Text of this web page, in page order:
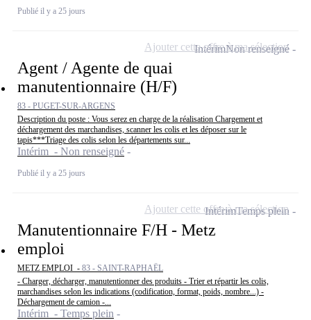
Publié il y a 25 jours
Agent / Agente de quai
manutentionnaire (H/F)
83 - PUGET-SUR-ARGENS
Description du poste : Vous serez en charge de la réalisation Chargement et
déchargement des marchandises, scanner les colis et les déposer sur le
tapis***Triage des colis selon les départements sur...
Intérim - Non renseigné
Publié il y a 25 jours
IntérimNon renseigné
Ajouter cette offre à ma sélection
Manutentionnaire F/H - Metz
emploi
METZ EMPLOI - 83 - SAINT-RAPHAËL
- Charger, décharger, manutentionner des produits - Trier et répartir les colis,
marchandises selon les indications (codification, format, poids, nombre...) -
Déchargement de camion -...
Intérim - Temps plein
IntérimTemps plein
Ajouter cette offre à ma sélection